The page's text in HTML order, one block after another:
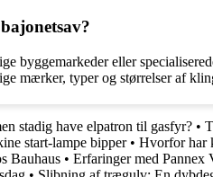
byggemarkeder eller
mærker, typer og størrelser af
stadig have elpatron til gasfyr? •
start-lampe bipper• Hvorfor har
Bauhaus • Erfaringer med Pannex